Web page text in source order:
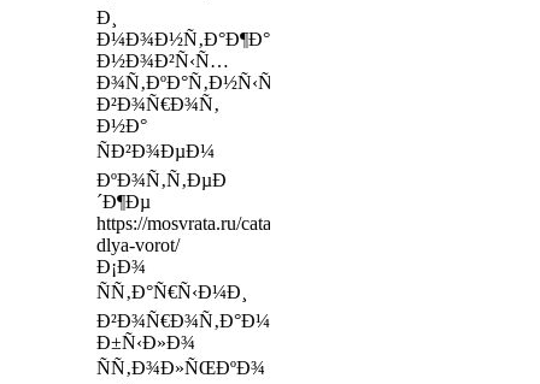
Ð¸
Ð¼Ð¾Ð½Ñ‚Ð°Ð¶Ð°
Ð½Ð¾Ð²Ñ‹Ñ…
Ð¾Ñ‚ÐºÐ°Ñ‚Ð½Ñ‹Ñ…
Ð²Ð¾Ñ€Ð¾Ñ‚
Ð½Ð°
ÑÐ²Ð¾ÐµÐ¼
ÐºÐ¾Ñ‚Ñ‚ÐµÐ
´Ð¶Ðµ
https://mosvrata.ru/catalog/komplektuyushhie-
dlya-vorot/
Ð¡Ð¾
ÑÑ‚Ð°Ñ€Ñ‹Ð¼Ð¸
Ð²Ð¾Ñ€Ð¾Ñ‚Ð°Ð¼Ð¸
Ð±Ñ‹Ð»Ð¾
ÑÑ‚Ð¾Ð»ÑŒÐºÐ¾